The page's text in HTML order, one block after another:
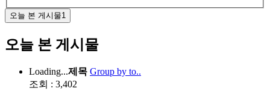
오늘 본 게시물1
오늘 본 게시물
Loading...제목 Group by to..
조회 : 3,402